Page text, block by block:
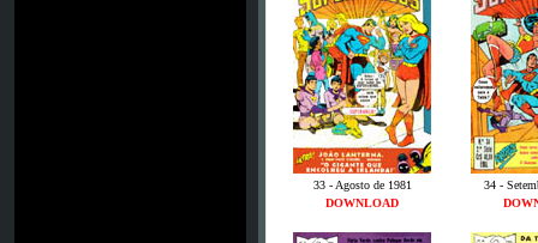
33 - Agosto de 1981
34 -
DOWNLOAD